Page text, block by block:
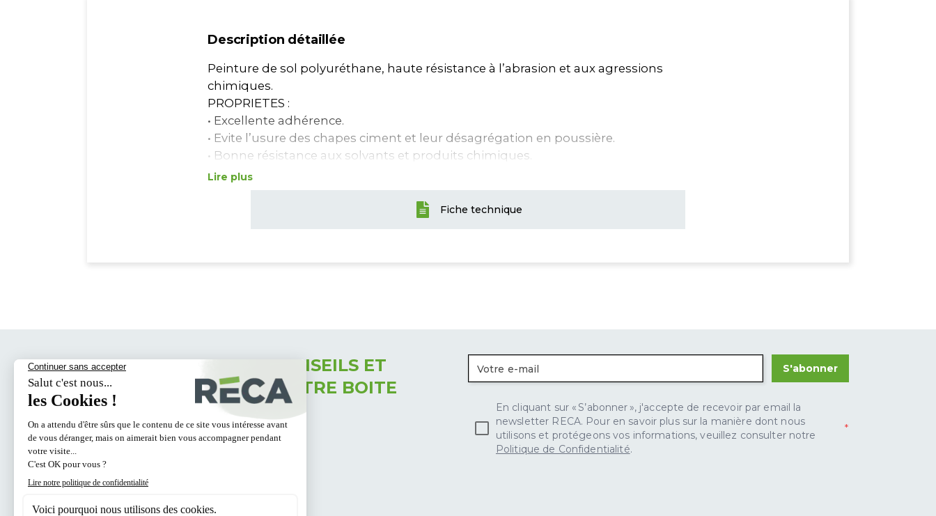
Description détaillée
Peinture de sol polyuréthane, haute résistance à l’abrasion et aux agressions
chimiques.
PROPRIETES :
• Excellente adhérence.
• Evite l’usure des chapes ciment et leur désagrégation en poussière.
• Bonne résistance aux solvants et produits chimiques.
• Peut être rendu antidérapant et non glissant en appliquant, avant la dernière couche,
SOLCOAT PU - NG (principalement dans les salles de sport).
Lire plus
Fiche technique
RECEVEZ TOUS NOS CONSEILS ET
INSPIRATIONS DANS VOTRE BOITE
MAIL
S'abonner
En cliquant sur « S’abonner », j'accepte de recevoir par email la
newsletter RECA. Pour en savoir plus sur la manière dont nous
utilisons et protégeons vos informations, veuillez consulter notre
Politique de Confidentialité.